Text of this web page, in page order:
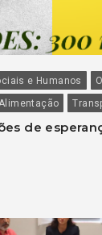
e Humanos
de